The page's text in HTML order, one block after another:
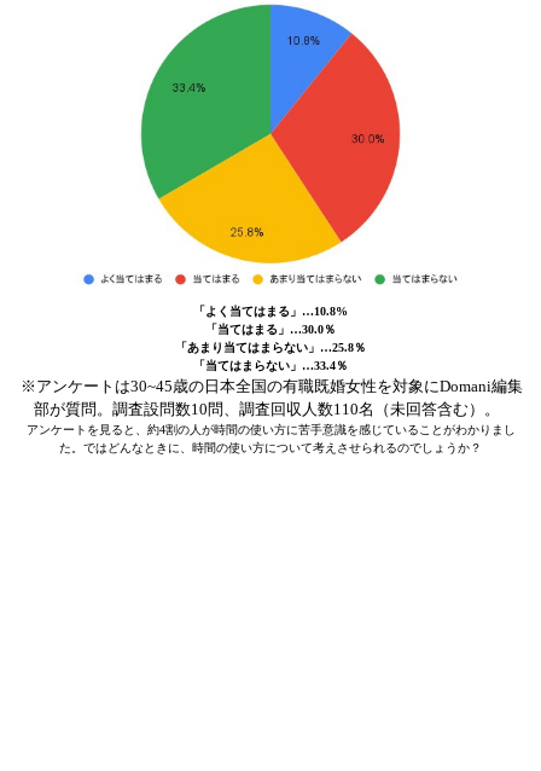
「よく当てはまる」…10.8%
「当てはまる」…30.0％
「あまり当てはまらない」…25.8％
「当てはまらない」…33.4％
※アンケートは30~45歳の日本全国の有職既婚女性を対象にDomani編集
部が質問。調査設問数10問、調査回収人数110名（未回答含む）。
アンケートを見ると、約4割の人が時間の使い方に苦手意識を感じていることがわかりまし
た。ではどんなときに、時間の使い方について考えさせられるのでしょうか？